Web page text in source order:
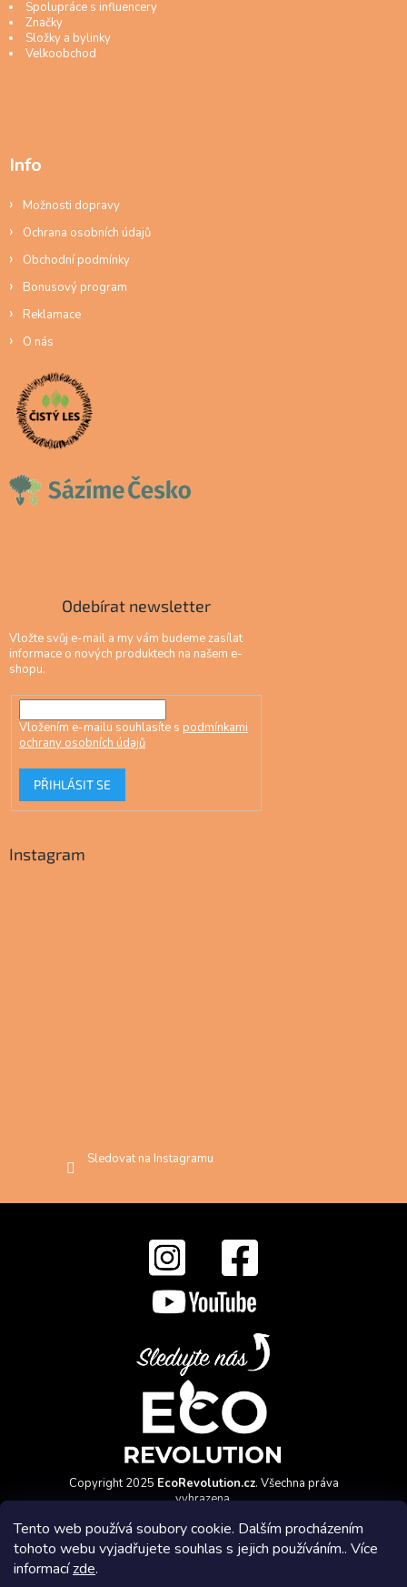
Tento web používá soubory cookie. Dalším procházením
tohoto webu vyjadřujete souhlas s jejich používáním.. Více
informacízde.
Spolupráce s influencery
Značky
Složky a bylinky
Velkoobchod
Info
Možnosti dopravy
Ochrana osobních údajů
Obchodní podmínky
Bonusový program
Reklamace
O nás
Odebírat newsletter
Vložte svůj e-mail a my vám budeme zasílat
informace o nových produktech na našem e-
shopu.
Vložením e-mailu souhlasíte s podmínkami
ochrany osobních údajů
PŘIHLÁSIT SE
Instagram
Sledovat na Instagramu
Copyright 2025 EcoRevolution.cz. Všechna práva
vyhrazena.